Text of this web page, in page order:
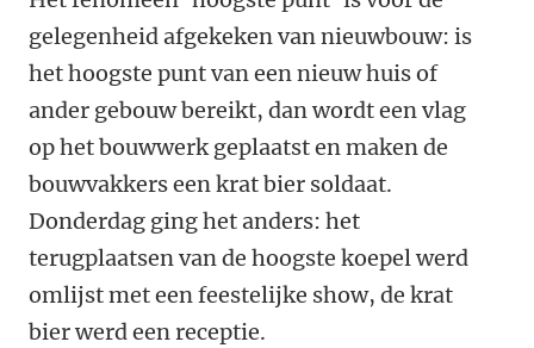
gelegenheid afgekeken van nieuwbouw: is
het hoogste punt van een nieuw huis of
ander gebouw bereikt, dan wordt een vlag
op het bouwwerk geplaatst en maken de
bouwvakkers een krat bier soldaat.
Donderdag ging het anders: het
terugplaatsen van de hoogste koepel werd
omlijst met een feestelijke show, de krat
bier werd een receptie.